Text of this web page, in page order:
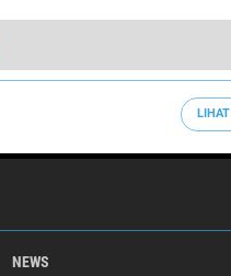
NEWS